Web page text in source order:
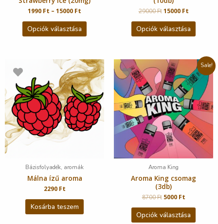
1990 Ft – 15000 Ft
Opciók választása
29000Ft 15000 Ft
Opciók választása
Bázisfolyadék, aromák
Málna ízű aroma
2290 Ft
Kosárba teszem
Sale!
Aroma King
Aroma King csomag
(3db)
8700Ft 5000 Ft
Opciók választása